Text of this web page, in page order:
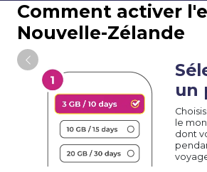
Comment activer
Nouvelle-Zélande
un
le
dont